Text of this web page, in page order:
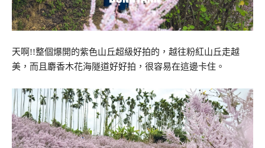
天啊!!整個爆開的紫色山丘超級好拍的，越往粉紅山丘走越
美，而且麝香木花海隧道好好拍，很容易在這邊卡住。